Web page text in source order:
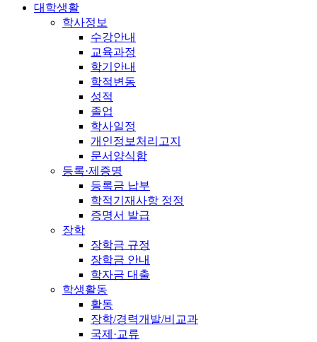
대학생활
학사정보
수강안내
교육과정
학기안내
학적변동
성적
졸업
학사일정
개인정보처리고지
문서양식함
등록·제증명
등록금 납부
학적기재사항 정정
증명서 발급
장학
장학금 규정
장학금 안내
학자금 대출
학생활동
활동
장학/경력개발/비교과
국제·교류